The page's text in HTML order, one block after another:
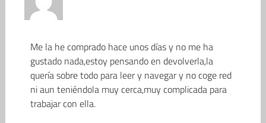
Me la he comprado hace unos días y no me ha
gustado nada,estoy pensando en devolverla,la
quería sobre todo para leer y navegar y no coge red
ni aun teniéndola muy cerca,muy complicada para
trabajar con ella.